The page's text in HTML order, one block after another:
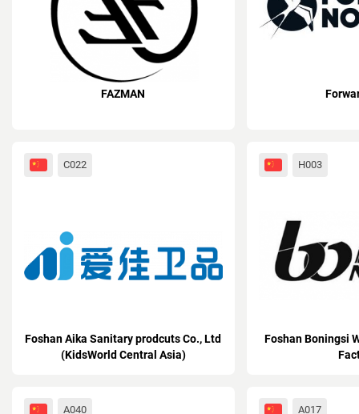
FAZMAN
C022
Foshan Aika Sanitary prodcuts Co., Ltd
(KidsWorld Central Asia)
H003
Foshan Boningsi
A040 A017